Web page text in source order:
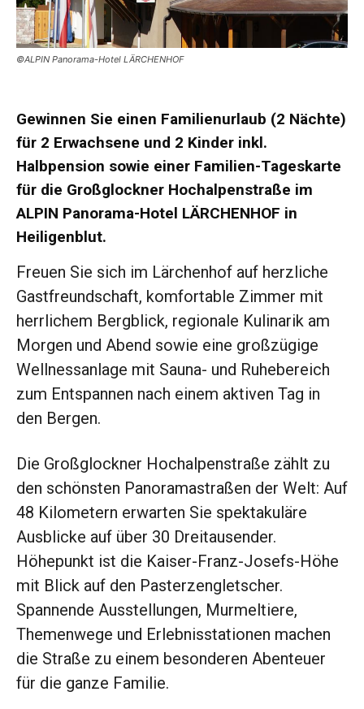
©ALPIN Panorama-Hotel LÄRCHENHOF
Gewinnen Sie einen Familienurlaub (2 Nächte)
für 2 Erwachsene und 2 Kinder inkl.
Halbpension sowie einer Familien-Tageskarte
für die Großglockner Hochalpenstraße im
ALPIN Panorama-Hotel LÄRCHENHOF in
Heiligenblut.
Freuen Sie sich im Lärchenhof auf herzliche
Gastfreundschaft, komfortable Zimmer mit
herrlichem Bergblick, regionale Kulinarik am
Morgen und Abend sowie eine großzügige
Wellnessanlage mit Sauna- und Ruhebereich
zum Entspannen nach einem aktiven Tag in
den Bergen.
Die Großglockner Hochalpenstraße zählt zu
den schönsten Panoramastraßen der Welt: Auf
48 Kilometern erwarten Sie spektakuläre
Ausblicke auf über 30 Dreitausender.
Höhepunkt ist die Kaiser-Franz-Josefs-Höhe
mit Blick auf den Pasterzengletscher.
Spannende Ausstellungen, Murmeltiere,
Themenwege und Erlebnisstationen machen
die Straße zu einem besonderen Abenteuer
für die ganze Familie.